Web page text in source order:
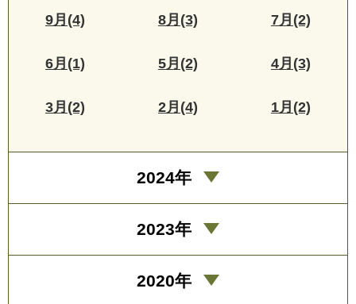
9月(4) 8月(3) 7月(2)
6月(1) 5月(2) 4月(3)
3月(2) 2月(4) 1月(2)
2024年
2023年
2020年